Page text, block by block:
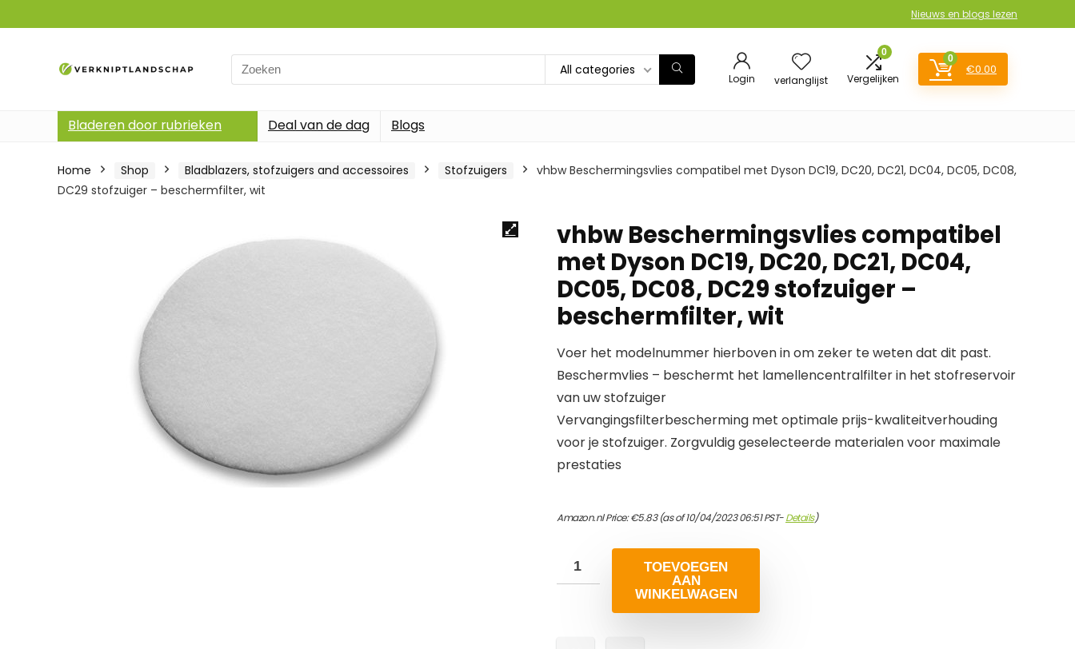
Nieuws en blogs lezen
Search
for:
All categories
Login verlanglijst
0
Vergelijken
0
€0.00
Bladeren door rubrieken Deal van de dag Blogs
Home Shop Bladblazers, stofzuigers and accessoires Stofzuigers
vhbw Beschermingsvlies compatibel met Dyson DC19, DC20, DC21, DC04, DC05, DC08,
DC29 stofzuiger – beschermfilter, wit
vhbw Beschermingsvlies compatibel
met Dyson DC19, DC20, DC21, DC04,
DC05, DC08, DC29 stofzuiger –
beschermfilter, wit
Voer het modelnummer hierboven in om zeker te weten dat dit past.
Beschermvlies – beschermt het lamellencentralfilter in het stofreservoir
van uw stofzuiger
Vervangingsfilterbescherming met optimale prijs-kwaliteitverhouding
voor je stofzuiger. Zorgvuldig geselecteerde materialen voor maximale
prestaties
Amazon.nl Price:€5.83(as of 10/04/2023 06:51 PST-Details)
TOEVOEGEN
AAN
WINKELWAGEN